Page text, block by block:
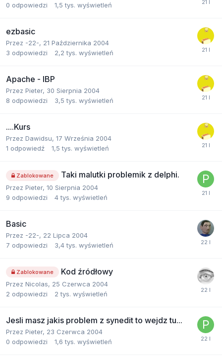
0 odpowiedzi 1,5 tys. wyświetleń
ezbasic
Przez -22-, 21 Października 2004
3 odpowiedzi 2,2 tys. wyświetleń
Apache - IBP
Przez Pieter, 30 Sierpnia 2004
8 odpowiedzi 3,5 tys. wyświetleń
....Kurs
Przez Dawidsu, 17 Września 2004
1 odpowiedź 1,5 tys. wyświetleń
Zablokowane Taki malutki problemik z delphi.
Przez Pieter, 10 Sierpnia 2004
9 odpowiedzi 4 tys. wyświetleń
Basic
Przez -22-, 22 Lipca 2004
7 odpowiedzi 3,4 tys. wyświetleń
Zablokowane Kod źródłowy
Przez Nicolas, 25 Czerwca 2004
2 odpowiedzi 2 tys. wyświetleń
Jesli masz jakis problem z synedit to wejdz tu...
Przez Pieter, 23 Czerwca 2004
0 odpowiedzi 1,6 tys. wyświetleń